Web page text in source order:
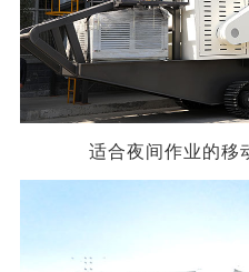
适合夜间作业的移